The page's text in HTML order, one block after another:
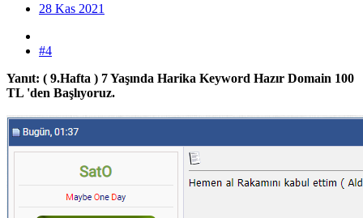
28 Kas 2021
#4
Yanıt: ( 9.Hafta ) 7 Yaşında Harika Keyword Hazır Domain 100
TL 'den Başlıyoruz.